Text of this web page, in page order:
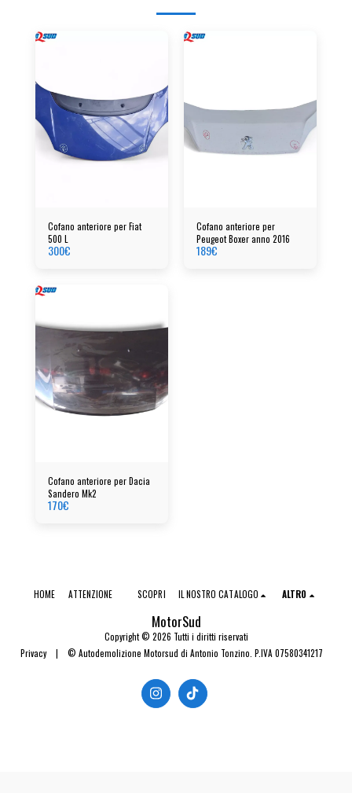
Cofano anteriore per Fiat
500 L
300€
Cofano anteriore per
Peugeot Boxer anno 2016
189€
Cofano anteriore per Dacia
Sandero Mk2
170€
MotorSud
Copyright © 2026 Tutti i diritti riservati
Privacy| © Autodemolizione Motorsud di Antonio Tonzino. P.IVA 07580341217
HOME ATTENZIONE SCOPRI IL NOSTRO CATALOGO ALTRO